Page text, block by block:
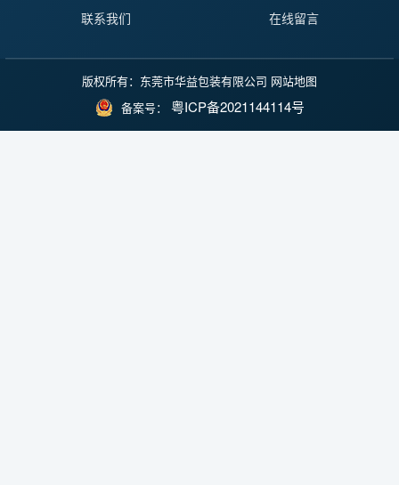
联系我们
在线留言
版权所有：东莞市华益包装有限公司 网站地图
备案号： 粤ICP备2021144114号